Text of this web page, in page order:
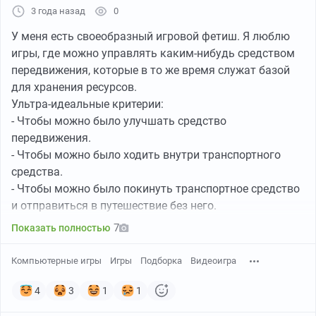
свободу, придётся пройти садистские испытания, пока
В The Outlast Trialsнужно максимально работать в
команде. Пока один решает загадку, другие должны
отвлекать психа с дрелью. И желательно не сбегать,
хоть и соблазн оставить друга на верную смерть
будет велик. Эта игра — безостановочный экшен и
паника, идеальный для любителей жести.
Купить The Outlast Trials на Keysforgamers от 494
₽.
3 года назад 0
У меня есть своеобразный игровой фетиш. Я люблю
игры, где можно управлять каким-нибудь средством
передвижения, которые в то же время служат базой
для хранения ресурсов.
Ультра-идеальные критерии:
- Чтобы можно было улучшать средство
передвижения.
- Чтобы можно было ходить внутри транспортного
средства.
- Чтобы можно было покинуть транспортное средство
и отправиться в путешествие без него.
Показать полностью 7
Компьютерные игры Игры Подборка Видеоигра
4 3 1 1